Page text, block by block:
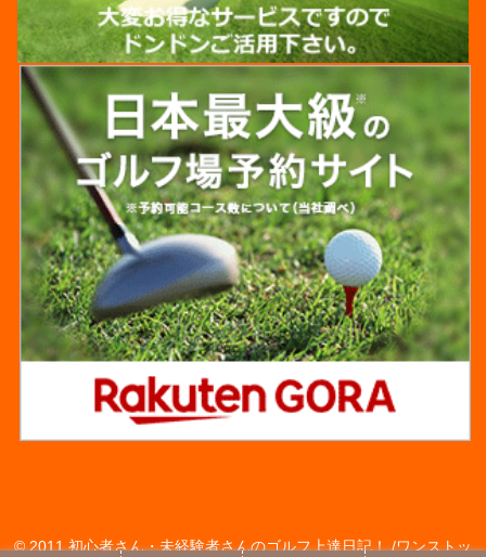
© 2011 初心者さん・未経験者さんのゴルフ上達日記！ /ワンストッ